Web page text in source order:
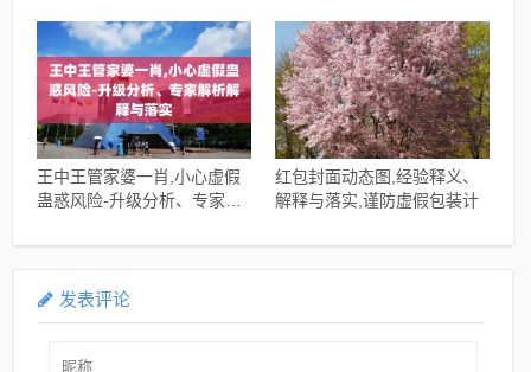
王中王管家婆一肖,小心虚假
蛊惑风险-升级分析、专家解
红包封面动态图,经验释义、
解释与落实,谨防虚假包装计
发表评论